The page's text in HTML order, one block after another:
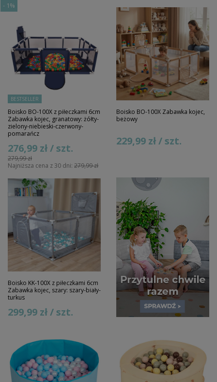
- 1%
BESTSELLER
Boisko BO-100X z piłeczkami 6cm
Zabawka kojec, granatowy: żółty-
zielony-niebieski-czerwony-
pomarańcz
279,99 zł
276,99 zł / szt.
Najniższa cena z 30 dni: 279,99 zł
Boisko BO-100X Zabawka kojec,
beżowy
229,99 zł / szt.
Boisko KK-100X z piłeczkami 6cm
Zabawka kojec, szary: szary-biały-
turkus
299,99 zł / szt.